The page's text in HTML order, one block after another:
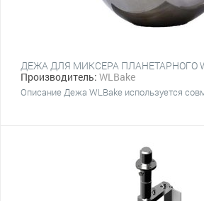
ДЕЖА ДЛЯ МИКСЕРА ПЛАНЕТАРНОГО
Производитель: WLBake
Описание Дежа WLBake используется